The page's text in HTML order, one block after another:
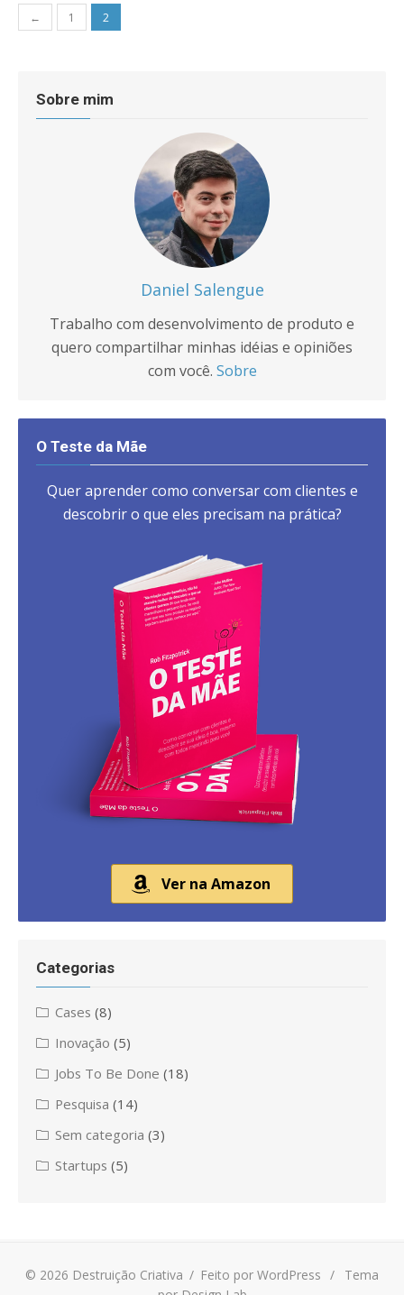
Navegação
por
← 1 2
Sobre mim
Daniel Salengue
Trabalho com desenvolvimento de produto e
quero compartilhar minhas idéias e opiniões
com você. Sobre
O Teste da Mãe
Quer aprender como conversar com clientes e
descobrir o que eles precisam na prática?
Ver na Amazon
Categorias
Cases (8)
Inovação (5)
Jobs To Be Done (18)
Pesquisa (14)
Sem categoria (3)
Startups (5)
© 2026 Destruição Criativa / Feito por WordPress /
Tema